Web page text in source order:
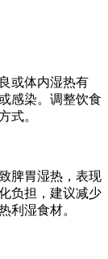
或体内湿热有
感染。调整饮食
式。
脾胃湿热，表现
负担，建议减少
利湿食材。